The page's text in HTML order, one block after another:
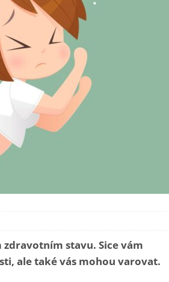
stavu. Sice vám
ale také vás mohou varovat.